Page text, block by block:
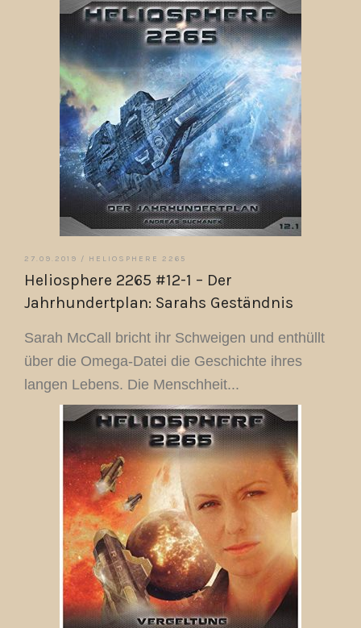
27.09.2019 / HELIOSPHERE 2265
Heliosphere 2265 #12-1 – Der
Jahrhundertplan: Sarahs Geständnis
Sarah McCall bricht ihr Schweigen und enthüllt
über die Omega-Datei die Geschichte ihres
langen Lebens. Die Menschheit...